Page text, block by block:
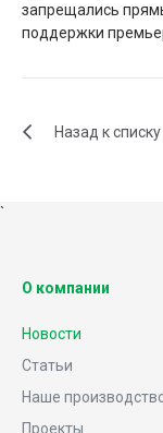
запрещались
поддержки
Назад к списку
`
О компании
Новости
Статьи
Наше
Проекты